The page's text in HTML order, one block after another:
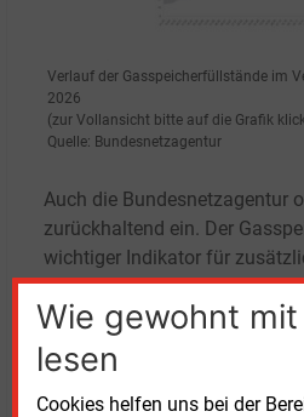
Wie gewohnt
lesen
Cookies helfen uns bei der
Verlauf der Gasspeicherfüllstände im
2026
(zur Vollansicht bitte auf die Grafik
Quelle: Bundesnetzagentur
Auch die Bundesnetzagentur
zurückhaltend ein. Der
wichtiger Indikator für
Versorgungsabsicherungen,
ausschlaggebend, teilt die
Speichermöglichkeiten.